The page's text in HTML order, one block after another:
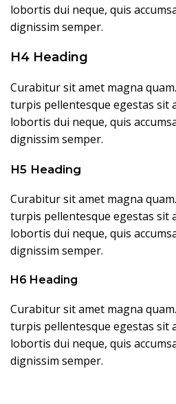
lobortis dui neque, quis
dignissim semper.
H4 Heading
Curabitur sit amet magna
turpis pellentesque egestas sit
lobortis dui neque, quis
dignissim semper.
H5 Heading
Curabitur sit amet magna
turpis pellentesque egestas sit
lobortis dui neque, quis
dignissim semper.
H6 Heading
Curabitur sit amet magna
turpis pellentesque egestas sit
lobortis dui neque, quis
dignissim semper.